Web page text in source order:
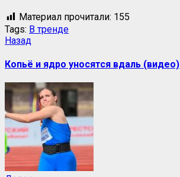
Материал прочитали: 155
Tags: В тренде
Назад
Копьё и ядро уносятся вдаль (видео)